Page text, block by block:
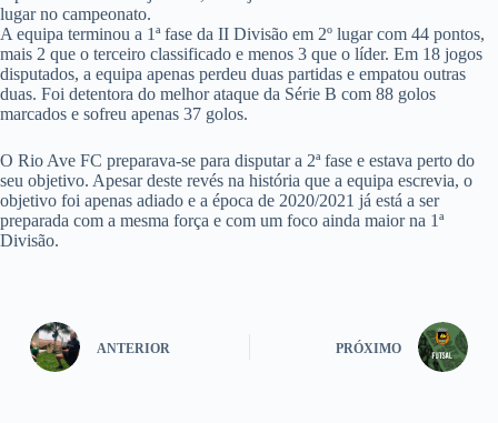
lugar no campeonato.
A equipa terminou a 1ª fase da II Divisão em 2º lugar com 44 pontos,
mais 2 que o terceiro classificado e menos 3 que o líder. Em 18 jogos
disputados, a equipa apenas perdeu duas partidas e empatou outras
duas. Foi detentora do melhor ataque da Série B com 88 golos
marcados e sofreu apenas 37 golos.
O Rio Ave FC preparava-se para disputar a 2ª fase e estava perto do
seu objetivo. Apesar deste revés na história que a equipa escrevia, o
objetivo foi apenas adiado e a época de 2020/2021 já está a ser
preparada com a mesma força e com um foco ainda maior na 1ª
Divisão.
ANTERIOR PRÓXIMO